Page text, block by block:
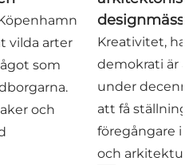
vilda arter
som
och
Kreativitet,
demokrati är
under
att få
föregångare
och